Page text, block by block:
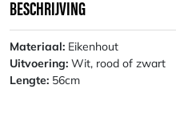
BESCHRIJVING
Materiaal: Eikenhout
Uitvoering: Wit, rood of zwart
Lengte: 56cm